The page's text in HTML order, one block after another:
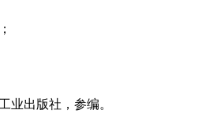
业出版社，参编。